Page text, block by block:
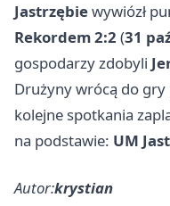
Jastrzębiewywiózł
Rekordem2:2 (31
gospodarzy zdobyli
Drużyny wrócą do
kolejne spotkania
na podstawie: UM
Autor:krystian